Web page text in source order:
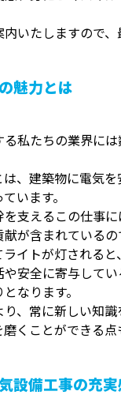
いたしますので
魅力とは
私たちの業界に
、建築物に電気
います。
支えるこの仕事
が含まれているの
イトが灯される
安全に寄与して
なります。
、常に新しい知
くことができる
設備工事の充実